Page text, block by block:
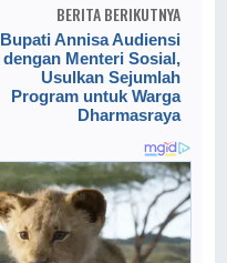
BERITA BERIKUTNYA
Bupati Annisa Audiensi
dengan Menteri Sosial,
Usulkan Sejumlah
Program untuk Warga
Dharmasraya